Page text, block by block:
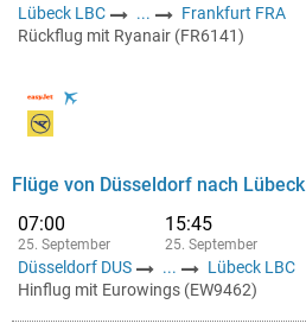
Lübeck LBC ...
Frankfurt FRA
Rückflug mit Ryanair (FR6141)
Flüge von Düsseldorf nach Lübeck
07:00
25. September
15:45
25. September
Düsseldorf DUS ...
Lübeck LBC
Hinflug mit Eurowings (EW9462)